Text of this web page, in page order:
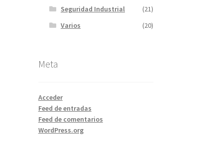
Seguridad Industrial
(21)
Varios
(20)
Meta
Acceder
Feed de entradas
Feed de comentarios
WordPress.org